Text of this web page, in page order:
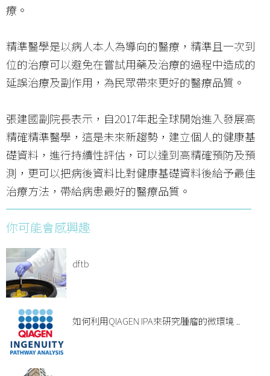
療。
精準醫學是以病人本人為導向的醫療，精準且一次到
位的治療可以避免在嘗試用藥及治療的過程中造成的
延誤治療及副作用，為民眾帶來更好的醫療品質。
張建國副院長表示，自2017年起全球開始進入發展高
精確精準醫學，這是未來新趨勢，建立個人的健康基
礎資料，進行持續性評估，可以達到高精確預防及預
測，更可以把病後資料比對健康基礎資料後給予最佳
治療方法，帶給病患最好的醫療品質。
你可能會感興趣
dftb
如何利用QIAGEN IPA來研究腫瘤的微環境 ..